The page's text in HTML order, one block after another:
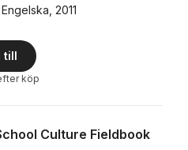
Engelska 2011
till
köp
Culture Fieldbook